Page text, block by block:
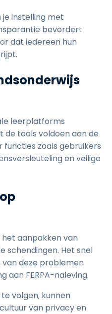
instelling met
bevordert
dat iedereen hun
leerplatforms
de tools voldoen aan de
functies zoals gebruikers
en veilige
aanpakken van
schendingen. Het snel
deze problemen
aan FERPA-naleving.
volgen, kunnen
van privacy en